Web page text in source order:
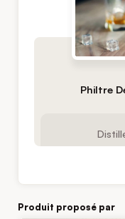
Philtre
Produit proposé par